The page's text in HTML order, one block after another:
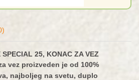
SPECIAL 25, KONAC ZA VEZ
vez proizveden je od 100%
najboljeg na svetu, duplo